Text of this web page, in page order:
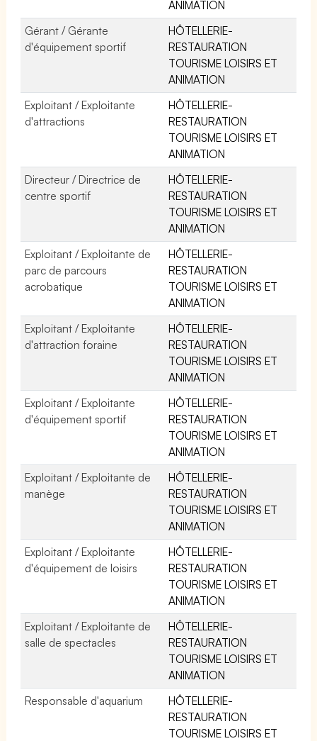
ANIMATION
Gérant / Gérante
d'équipement sportif
HÔTELLERIE-
RESTAURATION
TOURISME LOISIRS ET
ANIMATION
Exploitant / Exploitante
d'attractions
HÔTELLERIE-
RESTAURATION
TOURISME LOISIRS ET
ANIMATION
Directeur / Directrice de
centre sportif
HÔTELLERIE-
RESTAURATION
TOURISME LOISIRS ET
ANIMATION
Exploitant / Exploitante de
parc de parcours
acrobatique
HÔTELLERIE-
RESTAURATION
TOURISME LOISIRS ET
ANIMATION
Exploitant / Exploitante
d'attraction foraine
HÔTELLERIE-
RESTAURATION
TOURISME LOISIRS ET
ANIMATION
Exploitant / Exploitante
d'équipement sportif
HÔTELLERIE-
RESTAURATION
TOURISME LOISIRS ET
ANIMATION
Exploitant / Exploitante de
manège
HÔTELLERIE-
RESTAURATION
TOURISME LOISIRS ET
ANIMATION
Exploitant / Exploitante
d'équipement de loisirs
HÔTELLERIE-
RESTAURATION
TOURISME LOISIRS ET
ANIMATION
Exploitant / Exploitante de
salle de spectacles
HÔTELLERIE-
RESTAURATION
TOURISME LOISIRS ET
ANIMATION
Responsable d'aquarium
HÔTELLERIE-
RESTAURATION
TOURISME LOISIRS ET